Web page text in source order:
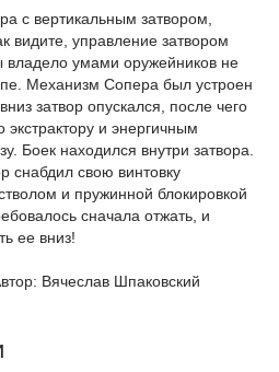
с вертикальным затвором,
видите, управление затвором
умами оружейников не
Механизм Сопера был устроен
затвор опускался, после чего
и энергичным
Боек находился внутри затвора.
снабдил свою винтовку
и пружинной блокировкой
сначала отжать, и
ее вниз!
Вячеслав Шпаковский